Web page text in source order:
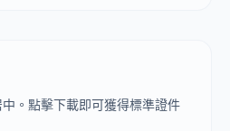
。點擊下載即可獲得標準證件